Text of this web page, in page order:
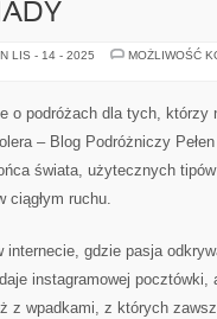
LIS - 14 - 2025
MOŻLIWOŚĆ
o podróżach dla tych, którzy
– Blog Podróżniczy
świata, użytecznych
ciągłym ruchu.
internecie, gdzie pasja
instagramowej pocztówki,
z wpadkami, z których